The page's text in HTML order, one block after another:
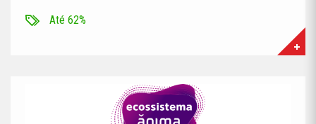
Até 62%